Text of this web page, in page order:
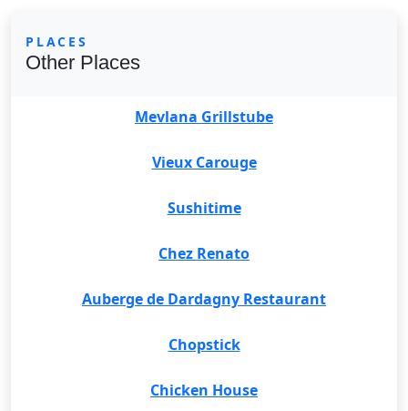
PLACES
Other Places
Mevlana Grillstube
Vieux Carouge
Sushitime
Chez Renato
Auberge de Dardagny Restaurant
Chopstick
Chicken House